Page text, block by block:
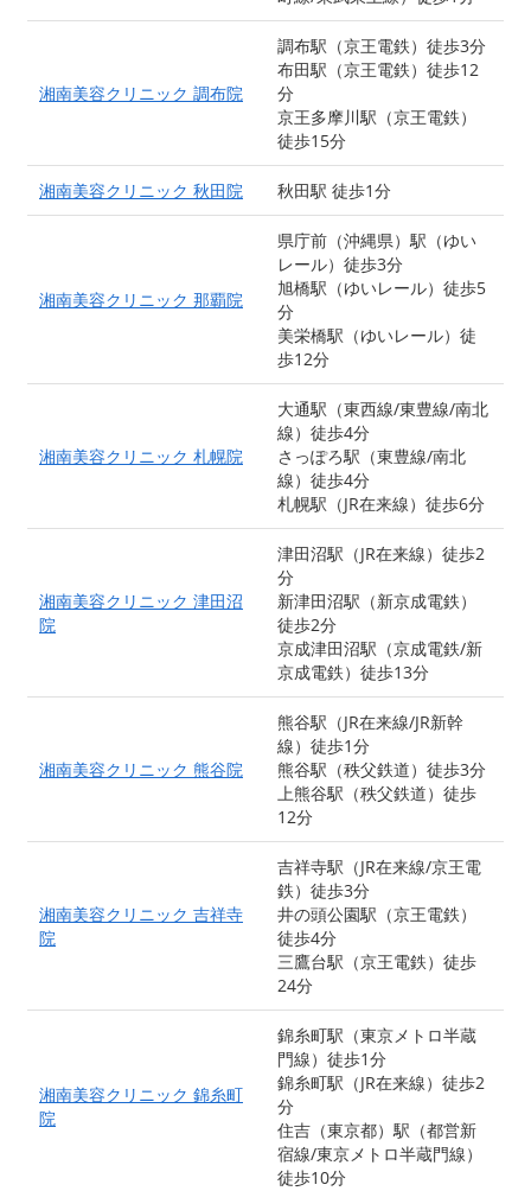
湘南美容クリニック 調布院
調布駅（京王電鉄）徒歩3分
布田駅（京王電鉄）徒歩12
分
京王多摩川駅（京王電鉄）
徒歩15分
湘南美容クリニック 秋田院 秋田駅 徒歩1分
湘南美容クリニック 那覇院
県庁前（沖縄県）駅（ゆい
レール）徒歩3分
旭橋駅（ゆいレール）徒歩5
分
美栄橋駅（ゆいレール）徒
歩12分
湘南美容クリニック 札幌院
大通駅（東西線/東豊線/南北
線）徒歩4分
さっぽろ駅（東豊線/南北
線）徒歩4分
札幌駅（JR在来線）徒歩6分
湘南美容クリニック 津田沼
院
津田沼駅（JR在来線）徒歩2
分
新津田沼駅（新京成電鉄）
徒歩2分
京成津田沼駅（京成電鉄/新
京成電鉄）徒歩13分
湘南美容クリニック 熊谷院
熊谷駅（JR在来線/JR新幹
線）徒歩1分
熊谷駅（秩父鉄道）徒歩3分
上熊谷駅（秩父鉄道）徒歩
12分
湘南美容クリニック 吉祥寺
院
吉祥寺駅（JR在来線/京王電
鉄）徒歩3分
井の頭公園駅（京王電鉄）
徒歩4分
三鷹台駅（京王電鉄）徒歩
24分
湘南美容クリニック 錦糸町
院
錦糸町駅（東京メトロ半蔵
門線）徒歩1分
錦糸町駅（JR在来線）徒歩2
分
住吉（東京都）駅（都営新
宿線/東京メトロ半蔵門線）
徒歩10分